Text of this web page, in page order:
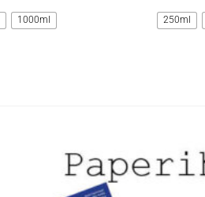
1000ml
tuotteella
sivulla.
250ml